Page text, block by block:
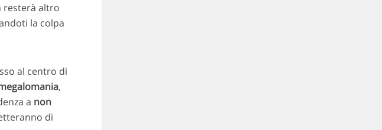
resterà altro
la colpa
al centro di
,
a non
di